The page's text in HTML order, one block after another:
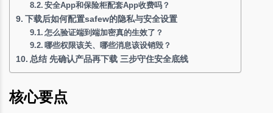
安全App和保险柜配套App收费吗？
下载后如何配置safew的隐私与安全设置
怎么验证端到端加密真的生效了？
哪些权限该关、哪些消息该设销毁？
总结 先确认产品再下载 三步守住安全底线
核心要点